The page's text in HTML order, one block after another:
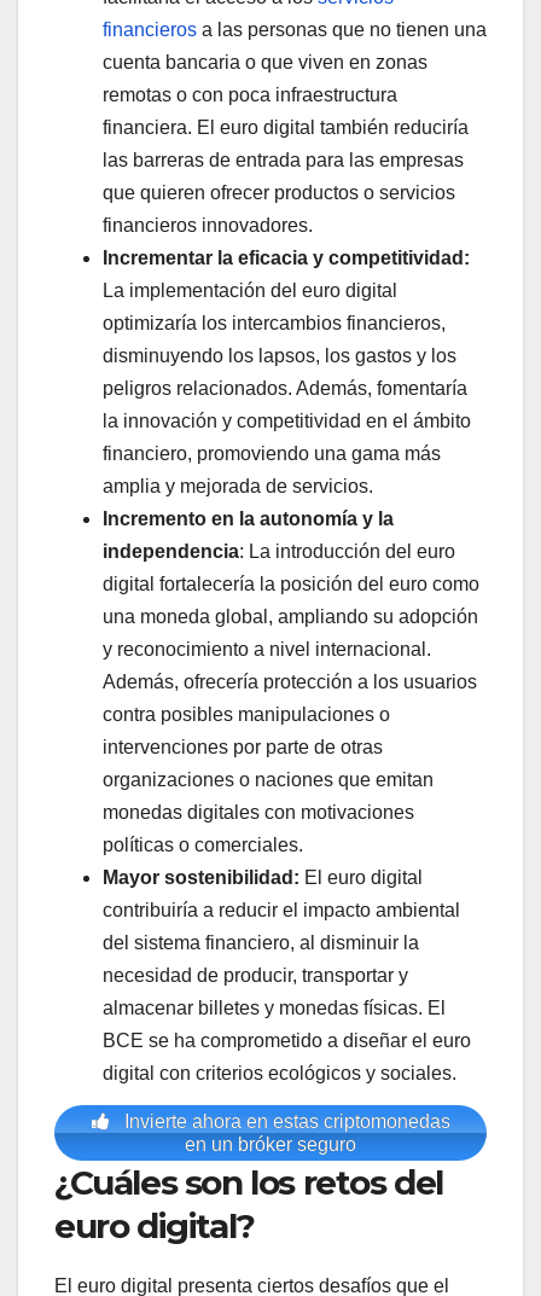
financieros a las personas que no tienen una
cuenta bancaria o que viven en zonas
remotas o con poca infraestructura
financiera. El euro digital también reduciría
las barreras de entrada para las empresas
que quieren ofrecer productos o servicios
financieros innovadores.
Incrementar la eficacia y competitividad:
La implementación del euro digital
optimizaría los intercambios financieros,
disminuyendo los lapsos, los gastos y los
peligros relacionados. Además, fomentaría
la innovación y competitividad en el ámbito
financiero, promoviendo una gama más
amplia y mejorada de servicios.
Incremento en la autonomía y la
independencia: La introducción del euro
digital fortalecería la posición del euro como
una moneda global, ampliando su adopción
y reconocimiento a nivel internacional.
Además, ofrecería protección a los usuarios
contra posibles manipulaciones o
intervenciones por parte de otras
organizaciones o naciones que emitan
monedas digitales con motivaciones
políticas o comerciales.
Mayor sostenibilidad: El euro digital
contribuiría a reducir el impacto ambiental
del sistema financiero, al disminuir la
necesidad de producir, transportar y
almacenar billetes y monedas físicas. El
BCE se ha comprometido a diseñar el euro
digital con criterios ecológicos y sociales.
Invierte ahora en estas criptomonedas
en un bróker seguro
¿Cuáles son los retos del
euro digital?
El euro digital presenta ciertos desafíos que el